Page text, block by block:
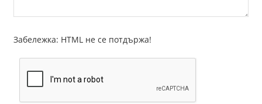
Забележка: HTML не се потдържа!